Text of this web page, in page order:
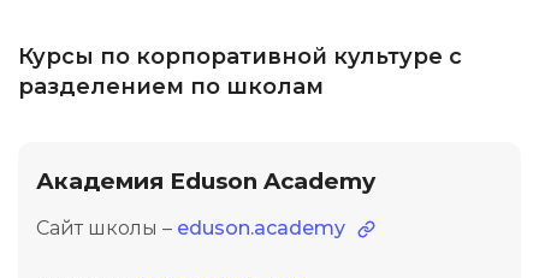
Курсы по корпоративной культуре с
разделением по школам
Академия Eduson Academy
Сайт школы – eduson.academy